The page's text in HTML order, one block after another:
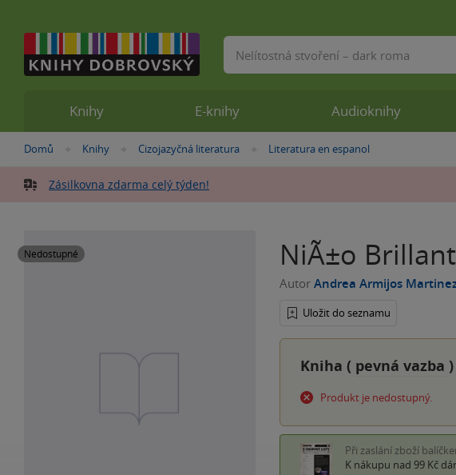
Nacházíte
zde:
Domů »
Knihy »
Cizojazyčná literatura »
Literatura en espanol
Zásilkovna zdarma celý týden!
Nedostupné NiÃ±o
Autor Andrea Armijos
Uložit do seznamu
Kniha ( pevná vazba )
Produkt je nedostupný.
Při zaslání zboží
K nákupu nad 99 Kč
Knihy E-knihy Audioknihy
Vyhledávání